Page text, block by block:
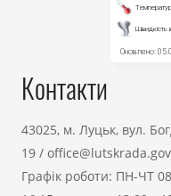
Контакти
43025, м. Луцьк, вул.
19 /
Графік роботи: ПН-ЧТ